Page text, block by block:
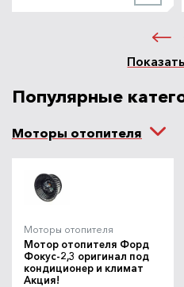
Популярные
Моторы отопителя
Моторы отопителя
Мотор отопителя Форд
Фокус-2,3 оригинал под
кондиционер и климат
Акция!